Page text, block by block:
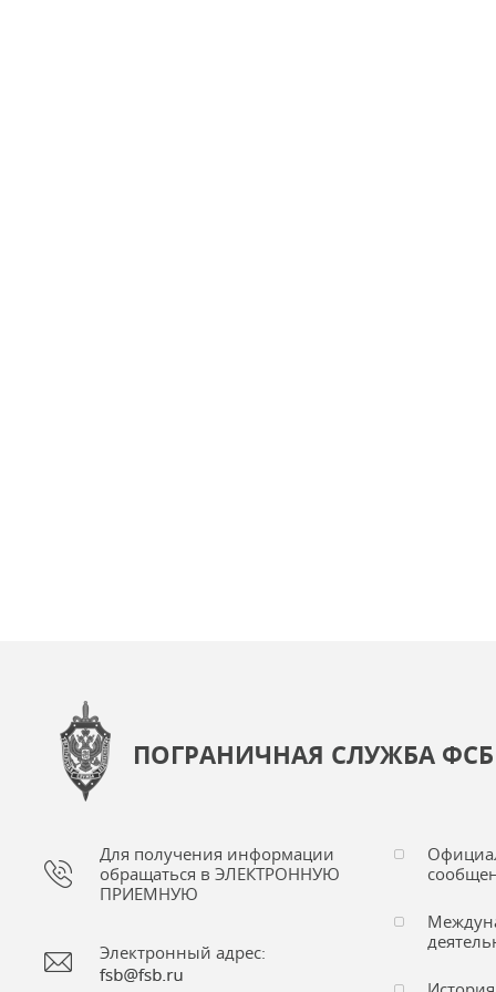
ПОГРАНИЧНАЯ СЛУЖБА
Для получения информации
обращаться в ЭЛЕКТРОННУЮ
ПРИЕМНУЮ
Электронный адрес: